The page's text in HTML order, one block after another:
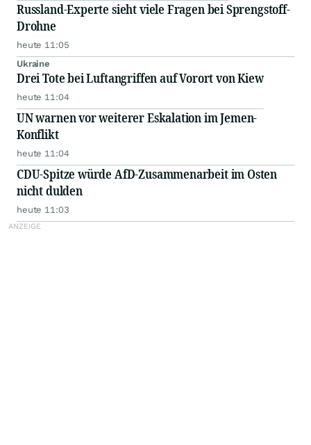
Russland-Experte sieht viele Fragen bei Sprengstoff-
Drohne
heute 11:05
Ukraine
Drei Tote bei Luftangriffen auf Vorort von Kiew
heute 11:04
UN warnen vor weiterer Eskalation im Jemen-
Konflikt
heute 11:04
CDU-Spitze würde AfD-Zusammenarbeit im Osten
nicht dulden
heute 11:03